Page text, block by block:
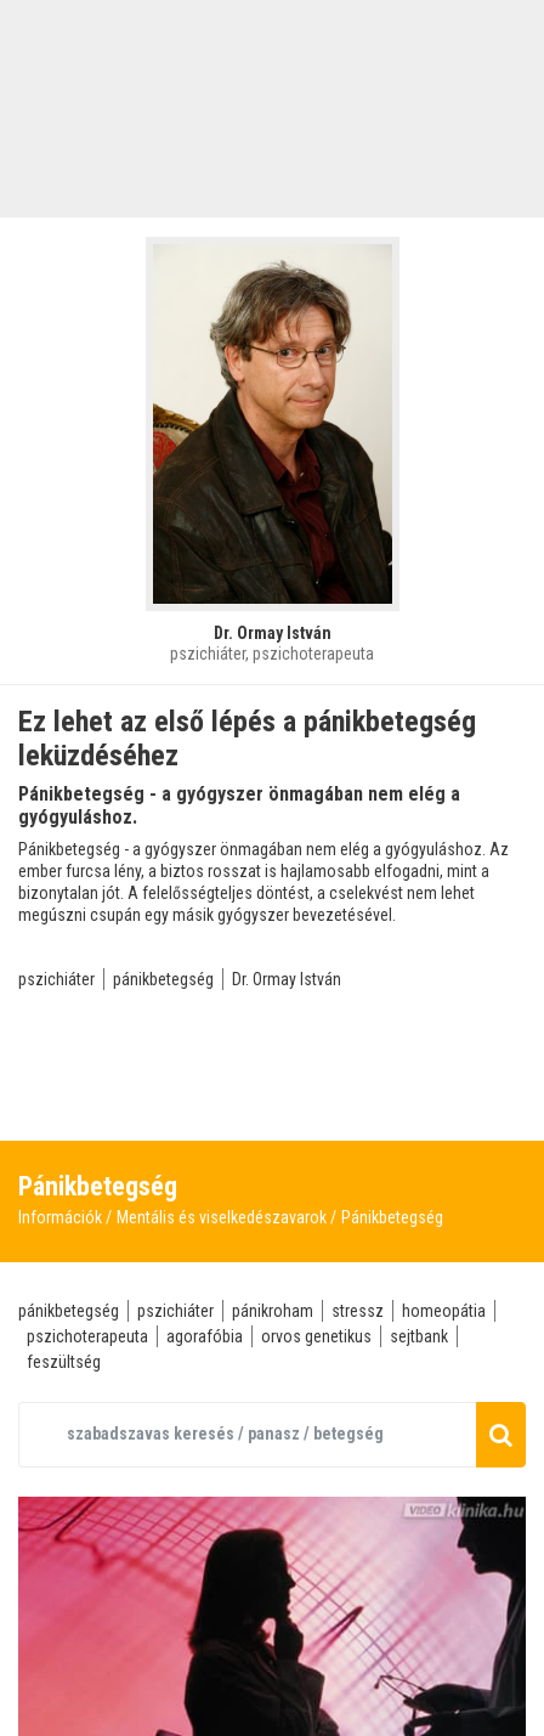
Dr. Ormay István
pszichiáter, pszichoterapeuta
Ez lehet az első lépés a pánikbetegség
leküzdéséhez
Pánikbetegség - a gyógyszer önmagában nem elég a
gyógyuláshoz.
Pánikbetegség - a gyógyszer önmagában nem elég a gyógyuláshoz. Az
ember furcsa lény, a biztos rosszat is hajlamosabb elfogadni, mint a
bizonytalan jót. A felelősségteljes döntést, a cselekvést nem lehet
megúszni csupán egy másik gyógyszer bevezetésével.
pszichiáter pánikbetegség Dr. Ormay István
Pánikbetegség
Információk Mentális és viselkedészavarok Pánikbetegség
pánikbetegség pszichiáter pánikroham stressz
homeopátia
pszichoterapeuta
agorafóbia orvos genetikus
sejtbank
feszültség